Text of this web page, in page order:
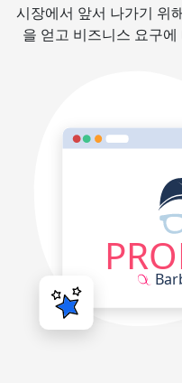
시장에서 앞서 나가기 위
을 얻고 비즈니스 요구